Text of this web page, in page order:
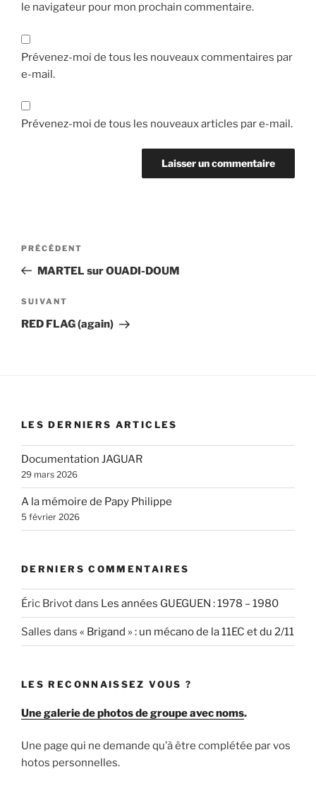
le navigateur pour mon prochain commentaire.
Prévenez-moi de tous les nouveaux commentaires par
e-mail.
Prévenez-moi de tous les nouveaux articles par e-mail.
PRÉCÉDENT
MARTEL sur OUADI-DOUM
SUIVANT
RED FLAG (again)
LES DERNIERS ARTICLES
Documentation JAGUAR
29 mars 2026
A la mémoire de Papy Philippe
5 février 2026
DERNIERS COMMENTAIRES
Éric Brivotdans Les années GUEGUEN : 1978 – 1980
Salles dans « Brigand » : un mécano de la 11EC et du 2/11
LES RECONNAISSEZ VOUS ?
Une galerie de photos de groupe avec noms.
Une page qui ne demande qu’à être complétée par vos
hotos personnelles.